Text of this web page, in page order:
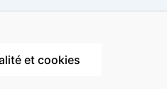
et cookies